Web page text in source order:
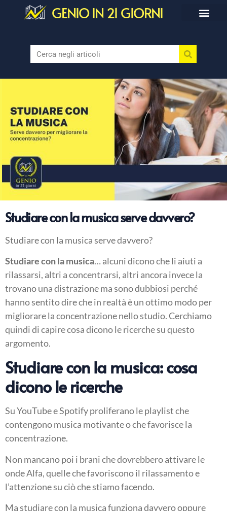
GENIO IN 21 GIORNI
Studiare con la musica serve davvero?
Studiare con la musica serve davvero?
Studiare con la musica… alcuni dicono che li aiuti a
rilassarsi, altri a concentrarsi, altri ancora invece la
trovano una distrazione ma sono dubbiosi perché
hanno sentito dire che in realtà è un ottimo modo per
migliorare la concentrazione nello studio. Cerchiamo
quindi di capire cosa dicono le ricerche su questo
argomento.
Studiare con la musica: cosa
dicono le ricerche
Su YouTube e Spotify proliferano le playlist che
contengono musica motivante o che favorisce la
concentrazione.
Non mancano poi i brani che dovrebbero attivare le
onde Alfa, quelle che favoriscono il rilassamento e
l’attenzione su ciò che stiamo facendo.
Ma studiare con la musica funziona davvero oppure